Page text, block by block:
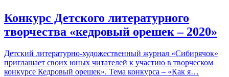
Конкурс Детского литературного
творчества «кедровый орешек – 2020»
Детский литературно-художественный журнал «Сибирячок»
приглашает своих юных читателей к участию в творческом
конкурсе Кедровый орешек». Тема конкурса – «Как я…